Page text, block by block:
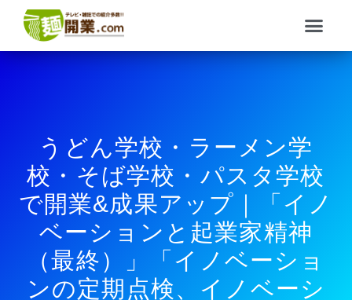
メ
ニ
ュ
うどん学校・ラーメン学
校・そば学校・パスタ学校
で開業&成果アップ｜「イノ
ベーションと起業家精神
（最終）」「イノベーショ
ンの定期点検、イノベーシ